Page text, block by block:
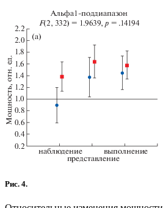
Рис. 4.